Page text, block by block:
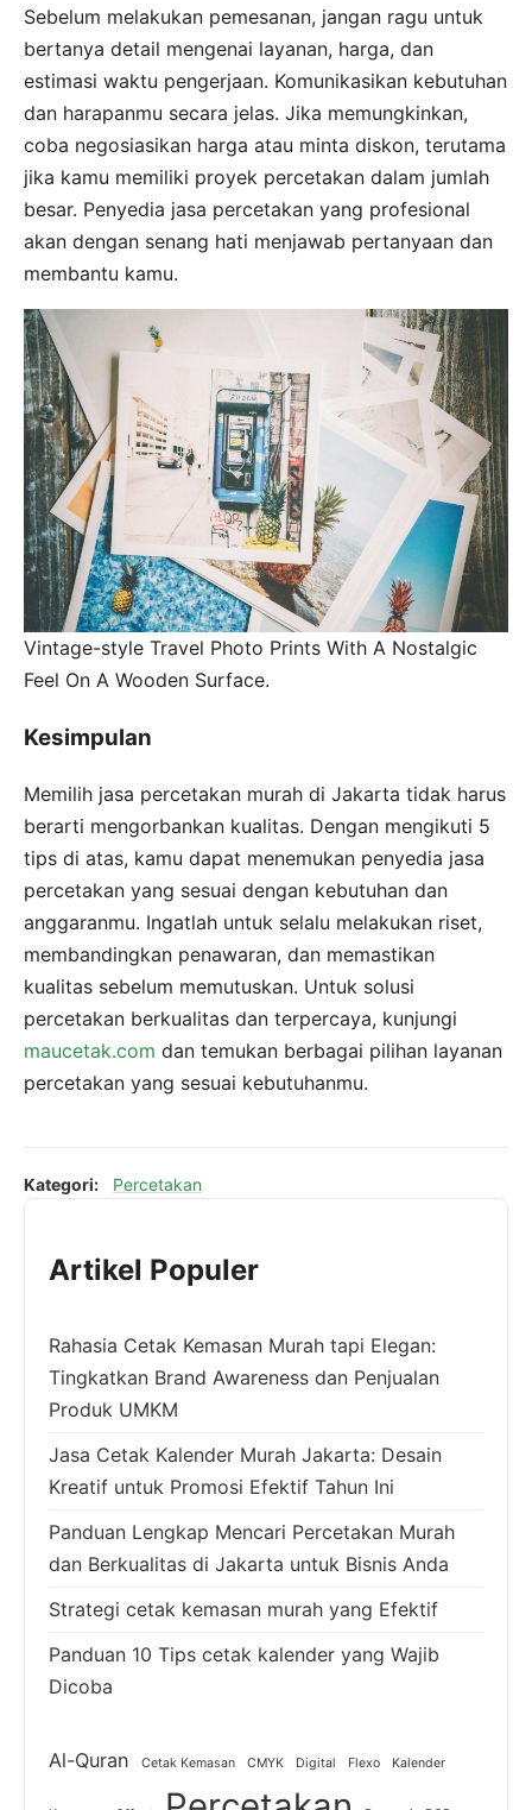
Sebelum melakukan pemesanan, jangan ragu untuk
bertanya detail mengenai layanan, harga, dan
estimasi waktu pengerjaan. Komunikasikan kebutuhan
dan harapanmu secara jelas. Jika memungkinkan,
coba negosiasikan harga atau minta diskon, terutama
jika kamu memiliki proyek percetakan dalam jumlah
besar. Penyedia jasa percetakan yang profesional
akan dengan senang hati menjawab pertanyaan dan
membantu kamu.
Vintage-style Travel Photo Prints With A Nostalgic
Feel On A Wooden Surface.
Kesimpulan
Memilih jasa percetakan murah di Jakarta tidak harus
berarti mengorbankan kualitas. Dengan mengikuti 5
tips di atas, kamu dapat menemukan penyedia jasa
percetakan yang sesuai dengan kebutuhan dan
anggaranmu. Ingatlah untuk selalu melakukan riset,
membandingkan penawaran, dan memastikan
kualitas sebelum memutuskan. Untuk solusi
percetakan berkualitas dan terpercaya, kunjungi
maucetak.com dan temukan berbagai pilihan layanan
percetakan yang sesuai kebutuhanmu.
Kategori: Percetakan
Artikel Populer
Rahasia Cetak Kemasan Murah tapi Elegan:
Tingkatkan Brand Awareness dan Penjualan
Produk UMKM
Jasa Cetak Kalender Murah Jakarta: Desain
Kreatif untuk Promosi Efektif Tahun Ini
Panduan Lengkap Mencari Percetakan Murah
dan Berkualitas di Jakarta untuk Bisnis Anda
Strategi cetak kemasan murah yang Efektif
Panduan 10 Tips cetak kalender yang Wajib
Dicoba
Al-Quran Cetak Kemasan CMYK Digital Flexo Kalender